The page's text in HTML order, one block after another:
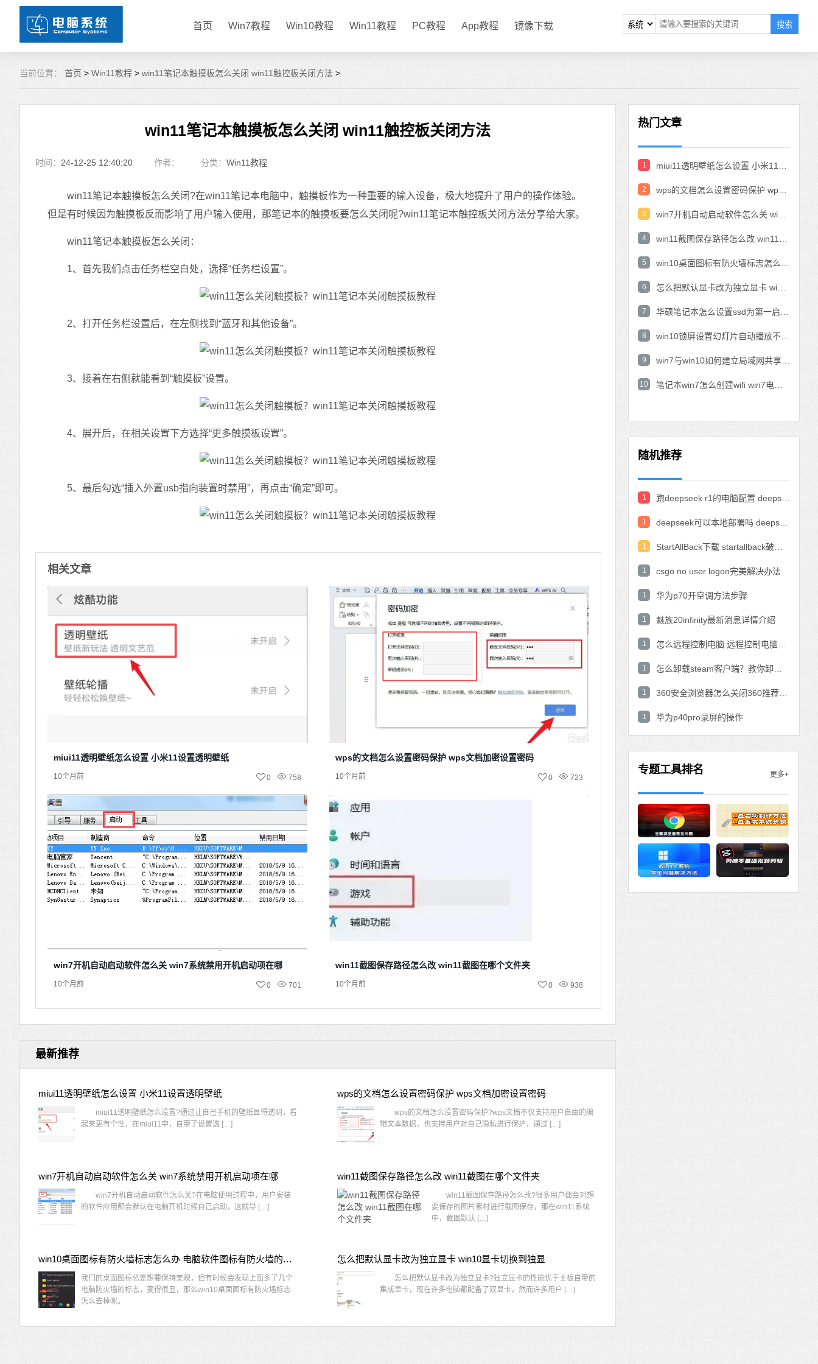
首页 Win7教程 Win10教程 Win11教程 PC教程 App教程 镜像下载 搜索
当前位置： 首页 > Win11教程 > win11笔记本触摸板怎么关闭 win11触控板关闭方法 >
win11笔记本触摸板怎么关闭 win11触控板关闭方法
时间： 24-12-25 12:40:20 作者： 分类： Win11教程
win11笔记本触摸板怎么关闭?在win11笔记本电脑中，触摸板作为一种重要的输入设备，极大地提升了用户的操作体验。
但是有时候因为触摸板反而影响了用户输入使用，那笔记本的触摸板要怎么关闭呢?win11笔记本触控板关闭方法分享给大家。
win11笔记本触摸板怎么关闭：
1、首先我们点击任务栏空白处，选择“任务栏设置”。
2、打开任务栏设置后，在左侧找到“蓝牙和其他设备”。
3、接着在右侧就能看到“触摸板”设置。
4、展开后，在相关设置下方选择“更多触摸板设置”。
5、最后勾选“插入外置usb指向装置时禁用”，再点击“确定”即可。
相关文章
miui11透明壁纸怎么设置 小米11设置透明壁纸
10个月前 758
0
wps的文档怎么设置密码保护 wps文档加密设置密码
10个月前 723
0
win7开机自动启动软件怎么关 win7系统禁用开机启动项在哪
10个月前 701
0
win11截图保存路径怎么改 win11截图在哪个文件夹
10个月前 938
0
最新推荐
miui11透明壁纸怎么设置 小米11设置透明壁纸
miui11透明壁纸怎么设置?通过让自己手机的壁纸显得透明，看
起来更有个性，在miui11中，自带了设置透 […]
wps的文档怎么设置密码保护 wps文档加密设置密码
wps的文档怎么设置密码保护?wps文档不仅支持用户自由的编
辑文本数据，也支持用户对自己隐私进行保护，通过 […]
win7开机自动启动软件怎么关 win7系统禁用开机启动项在哪
win7开机自动启动软件怎么关?在电脑使用过程中，用户安装
的软件应用都会默认在电脑开机时候自己启动，这就导 […]
win11截图保存路径怎么改 win11截图在哪个文件夹
win11截图保存路径怎么改?很多用户都会对想
要保存的图片素材进行截图保存，那在win11系统
中，截图默认 […]
win10桌面图标有防火墙标志怎么办 电脑软件图标有防火墙的小图标怎么去掉
我们的桌面图标总是想要保持美观，但有时候会发现上面多了几个
电脑防火墙的标志，变得很丑，那么win10桌面图标有防火墙标志
怎么去掉呢。
怎么把默认显卡改为独立显卡 win10显卡切换到独显
怎么把默认显卡改为独立显卡?独立显卡的性能优于主板自带的
集成显卡，现在许多电脑都配备了双显卡，然而许多用户 […]
热门文章
1
2
3
4
5
6
7
8
9
10
随机推荐
1
1
1
1 csgo no user logon完美解决办法
1 华为p70开空调方法步骤
1 魅族20infinity最新消息详情介绍
1
1
1
1 华为p40pro录屏的操作
专题工具排名 更多+